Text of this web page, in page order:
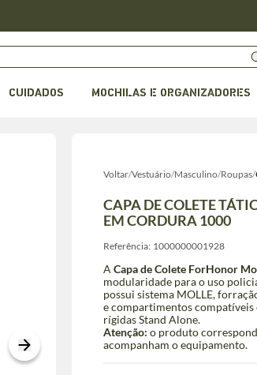
CUIDADOS MOCHILAS E ORGANIZADORES
Voltar/Vestuário/Masculino/Roupas/
CAPA DE COLETE
EM CORDURA 1000
Referência: 1000000001928
A Capa de Colete ForHonor
modularidade para o uso
possui sistema MOLLE,
e compartimentos compatíveis
rígidas Stand Alone.
Atenção: o produto
acompanham o equipamento.